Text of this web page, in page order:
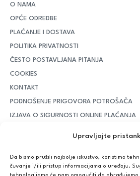
Upravljajte
Da bismo pružili najbolje iskustvo, koristimo
čuvanje i/ili pristup informacijama o uređaju.
O NAMA
OPĆE ODREDBE
PLAĆANJE I DOSTAVA
POLITIKA PRIVATNOSTI
ČESTO POSTAVLJANA PITANJA
COOKIES
KONTAKT
PODNOŠENJE PRIGOVORA POTROŠAČA
IZJAVA O SIGURNOSTI ONLINE PLAĆANJA
PLAĆANJE I DOSTAVA